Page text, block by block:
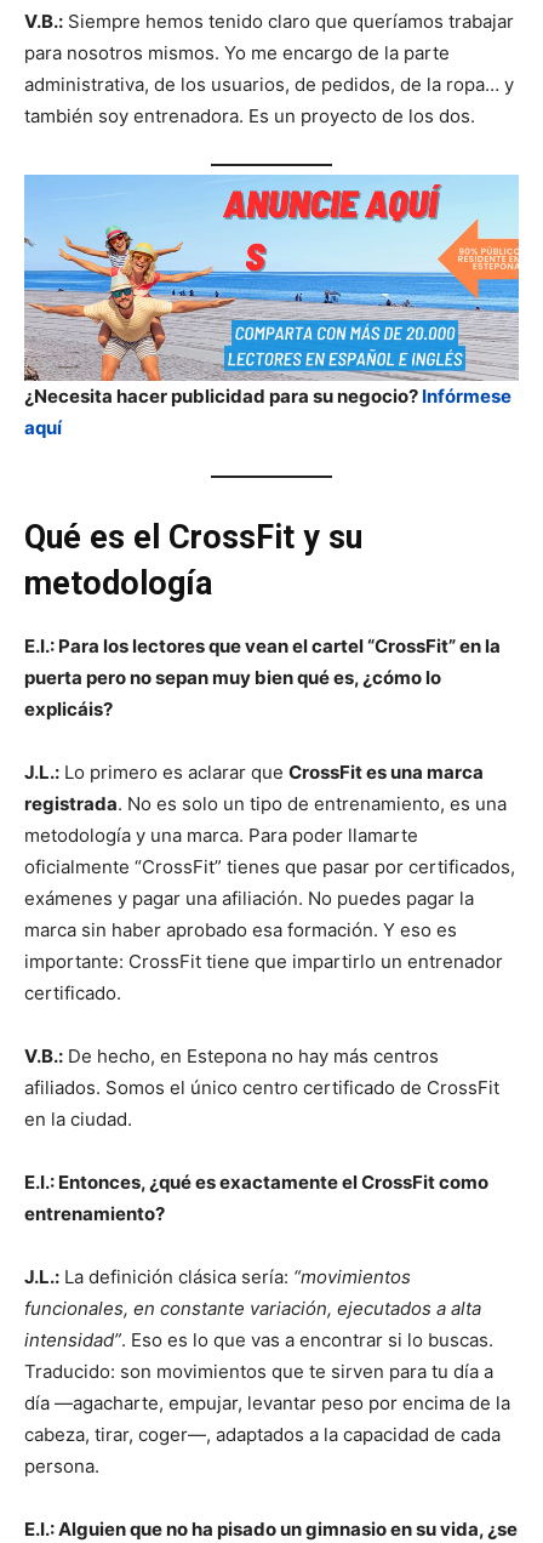
V.B.: Siempre hemos tenido claro que queríamos trabajar
para nosotros mismos. Yo me encargo de la parte
administrativa, de los usuarios, de pedidos, de la ropa… y
también soy entrenadora. Es un proyecto de los dos.
¿Necesita hacer publicidad para su negocio? Infórmese
aquí
Qué es el CrossFit y su
metodología
E.I.: Para los lectores que vean el cartel “CrossFit” en la
puerta pero no sepan muy bien qué es, ¿cómo lo
explicáis?
J.L.: Lo primero es aclarar que CrossFit es una marca
registrada. No es solo un tipo de entrenamiento, es una
metodología y una marca. Para poder llamarte
oficialmente “CrossFit” tienes que pasar por certificados,
exámenes y pagar una afiliación. No puedes pagar la
marca sin haber aprobado esa formación. Y eso es
importante: CrossFit tiene que impartirlo un entrenador
certificado.
V.B.: De hecho, en Estepona no hay más centros
afiliados. Somos el único centro certificado de CrossFit
en la ciudad.
E.I.: Entonces, ¿qué es exactamente el CrossFit como
entrenamiento?
J.L.: La definición clásica sería: “movimientos
funcionales, en constante variación, ejecutados a alta
intensidad”. Eso es lo que vas a encontrar si lo buscas.
Traducido: son movimientos que te sirven para tu día a
día —agacharte, empujar, levantar peso por encima de la
cabeza, tirar, coger—, adaptados a la capacidad de cada
persona.
E.I.: Alguien que no ha pisado un gimnasio en su vida, ¿se